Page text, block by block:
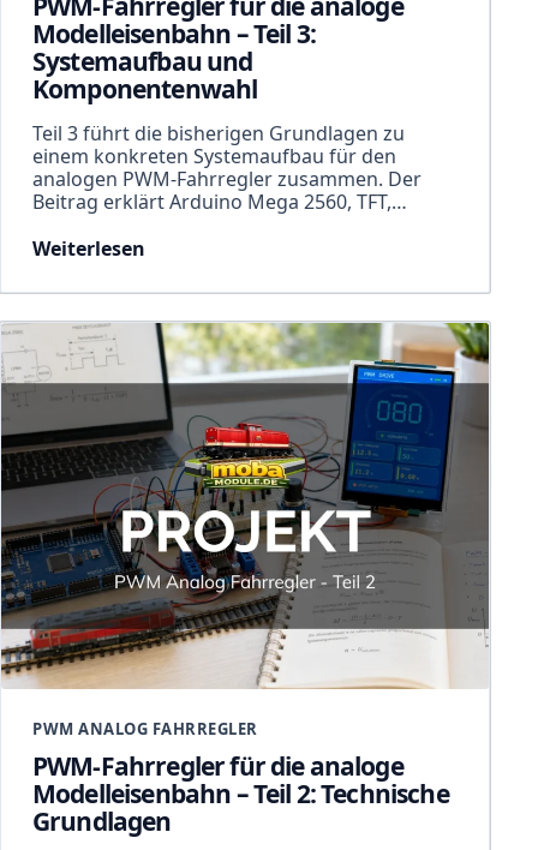
Modelleisenbahn – Teil 3:
Systemaufbau und
Komponentenwahl
Teil 3 führt die bisherigen Grundlagen zu
einem konkreten Systemaufbau für den
analogen PWM-Fahrregler zusammen. Der
Beitrag erklärt Arduino Mega 2560, TFT,…
Weiterlesen
PWM ANALOG FAHRREGLER
PWM-Fahrregler für die analoge
Modelleisenbahn – Teil 2: Technische
Grundlagen